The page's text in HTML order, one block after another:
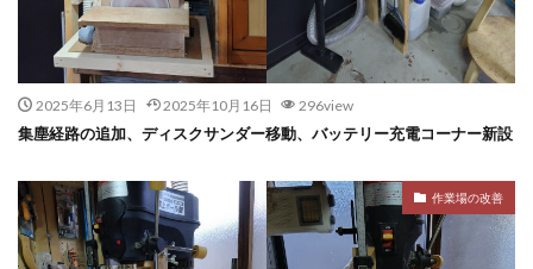
2025年6月13日 2025年10月16日 296view
集塵経路の追加、ディスクサンダー移動、バッテリー充電コーナー新設
作業場の改善